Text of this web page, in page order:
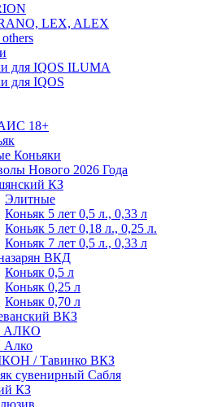
LEX, ALEX
для IQOS ILUMA
для IQOS
18+
Коньяки
Нового 2026 Года
КЗ
Элитные
Коньяк 5 лет 0,5 л., 0,33 л
Коньяк 5 лет 0,18 л., 0,25 л.
Коньяк 7 лет 0,5 л., 0,33 л
ВКД
Коньяк 0,5 л
Коньяк 0,25 л
Коньяк 0,70 л
ВКЗ
АЛКО
Алко
/ Тавинко ВКЗ
сувенирный Сабля
КЗ